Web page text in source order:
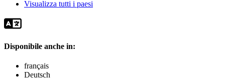
Visualizza tutti i paesi
Disponibile anche in:
français
Deutsch